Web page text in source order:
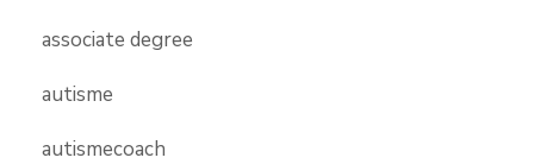
associate degree
autisme
autismecoach